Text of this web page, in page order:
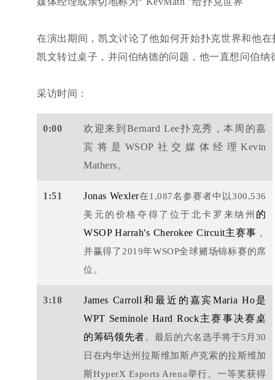
在演出期间，凯文讨论了他如何开始扑克世界和他
凯文转过桌子，并问伯纳德的问题，他一直想问伯纳
采访时间：
0:00
欢迎来到Bernard Lee扑克秀，本周的嘉
宾将是WSOP社交媒体经理Kevin
Mathers。
1:51 Jonas Wexler在1,087名参赛者中以300,536
美元的价格夺得了位于北卡罗来纳州 的
WSOP Harrah's Cherokee Circuit主赛事 ，
并赢得了2019年WSOP全球赌场锦标赛的席
位。
3:18
James Carroll和最近的嘉宾Maria Ho是
WPT Seminole Hard Rock主赛事决赛桌
的筹码领先者。最后的六名选手将于5月30
日在内华达州拉斯维加斯卢克索的拉斯维加
斯HyperX Esports Arena举行。一等奖获得